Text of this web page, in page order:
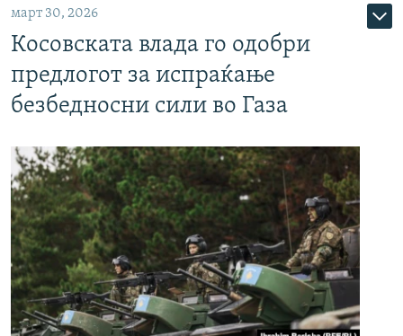
март 30, 2026
Косовската влада го одобри
предлогот за испраќање
безбедносни сили во Газа